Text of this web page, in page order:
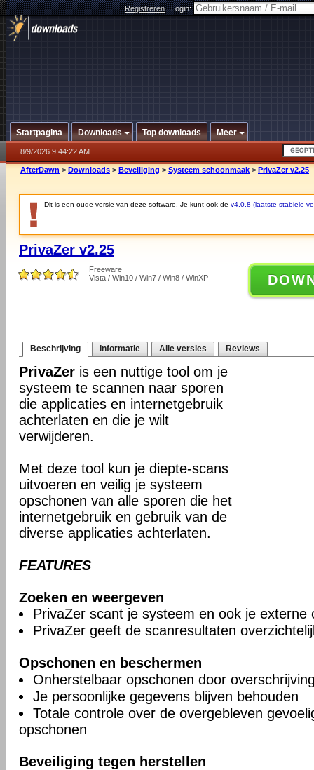
Registreren|Login:
Startpagina Downloads Top downloads Meer
8/9/2026 9:44:22 AM
AfterDawn > Downloads > Beveiliging > Systeem schoonmaak > PrivaZer v2.25
Dit is een oude versie van deze software. Je kunt ook de v4.0.8 (laatste stabiele
PrivaZer v2.25
Freeware
Vista / Win10 / Win7 / Win8 / WinXP
Beschrijving Informatie Alle versies Reviews
PrivaZer is een nuttige tool om je
systeem te scannen naar sporen
die applicaties en internetgebruik
achterlaten en die je wilt
verwijderen.
Met deze tool kun je diepte-scans
uitvoeren en veilig je systeem
opschonen van alle sporen die het
internetgebruik en gebruik van de
diverse applicaties achterlaten.
FEATURES
Zoeken en weergeven
PrivaZer scant je systeem en ook je externe
PrivaZer geeft de scanresultaten
Opschonen en beschermen
Onherstelbaar opschonen door
Je persoonlijke gegevens blijven behouden
Totale controle over de overgebleven
opschonen
Beveiliging tegen herstellen